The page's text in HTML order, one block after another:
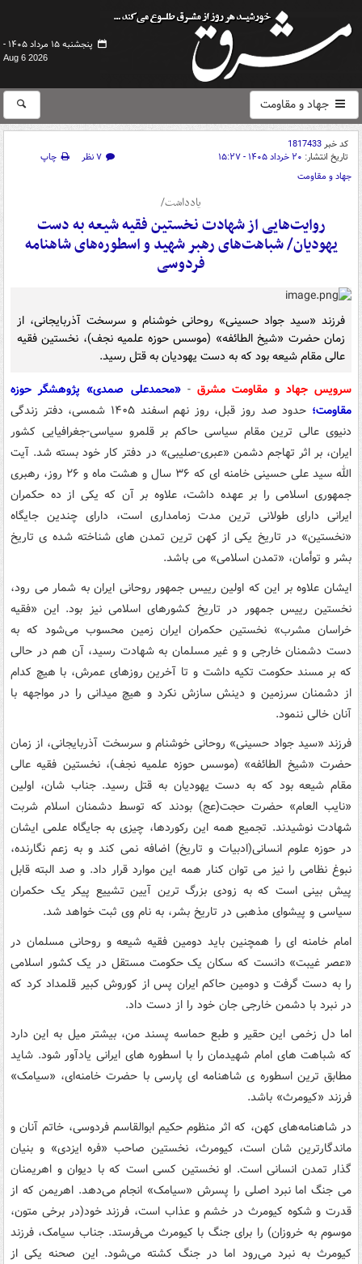
پنجشنبه ۱۵ مرداد ۱۴۰۵ -
Aug 6 2026
جهاد و مقاومت
کد خبر1817433
تاریخ انتشار: ۲۰ خرداد ۱۴۰۵ - ۱۵:۲۷ ۷ نظر
چاپ
جهاد و مقاومت
یادداشت/
روایت‌هایی از شهادت نخستین فقیه شیعه به دست
یهودیان/ شباهت‌های رهبر شهید و اسطوره‌های شاهنامه
فردوسی
فرزند «سید جواد حسینی» روحانی خوشنام و سرسخت آذربایجانی، از
زمان حضرت «شیخ الطائفه» (موسس حوزه علمیه نجف)، نخستین فقیه
عالی مقام شیعه بود که به دست یهودیان به قتل رسید.
سرویس جهاد و مقاومت مشرق- «محمدعلی صمدی» پژوهشگر حوزه
مقاومت؛
حدود صد روز قبل، روز نهم اسفند ۱۴۰۵ شمسی، دفتر زندگی
دنیوی عالی ترین مقام سیاسی حاکم بر قلمرو سیاسی-جغرافیایی کشور
ایران، بر اثر تهاجم دشمن «عبری-صلیبی» در دفتر کار خود بسته شد. آیت
الله سید علی حسینی خامنه ای که ۳۶ سال و هشت ماه و ۲۶ روز، رهبری
جمهوری اسلامی را بر عهده داشت، علاوه بر آن که یکی از ده حکمران
ایرانی دارای طولانی ترین مدت زمامداری است، دارای چندین جایگاه
«نخستین» در تاریخ یکی از کهن ترین تمدن های شناخته شده ی تاریخ
بشر و توأمان، «تمدن اسلامی» می باشد.
ایشان علاوه بر این که اولین رییس جمهور روحانی ایران به شمار می رود،
نخستین رییس جمهور در تاریخ کشورهای اسلامی نیز بود. این «فقیه
خراسان مشرب» نخستین حکمران ایران زمین محسوب می‌شود که به
دست دشمنان خارجی و و غیر مسلمان به شهادت رسید، آن هم در حالی
که بر مسند حکومت تکیه داشت و تا آخرین روزهای عمرش، با هیچ کدام
از دشمنان سرزمین و دینش سازش نکرد و هیچ میدانی را در مواجهه با
آنان خالی ننمود.
فرزند «سید جواد حسینی» روحانی خوشنام و سرسخت آذربایجانی، از زمان
حضرت «شیخ الطائفه» (موسس حوزه علمیه نجف)، نخستین فقیه عالی
مقام شیعه بود که به دست یهودیان به قتل رسید. جناب شان، اولین
«نایب العام» حضرت حجت(عج) بودند که توسط دشمنان اسلام شربت
شهادت نوشیدند. تجمیع همه این رکوردها، چیزی به جایگاه علمی ایشان
در حوزه علوم انسانی(ادبیات و تاریخ) اضافه نمی کند و به زعم نگارنده،
نبوغ نظامی را نیز می توان کنار همه این موارد قرار داد. و صد البته قابل
پیش بینی است که به زودی بزرگ ترین آیین تشییع پیکر یک حکمران
سیاسی و پیشوای مذهبی در تاریخ بشر، به نام وی ثبت خواهد شد.
امام خامنه ای را همچنین باید دومین فقیه شیعه و روحانی مسلمان در
«عصر غیبت» دانست که سکان یک حکومت مستقل در یک کشور اسلامی
را به دست گرفت و دومین حاکم ایران پس از کوروش کبیر قلمداد کرد که
در نبرد با دشمن خارجی جان خود را از دست داد.
اما دل زخمی این حقیر و طبع حماسه پسند من، بیشتر میل به این دارد
که شباهت های امام شهیدمان را با اسطوره های ایرانی یادآور شود. شاید
مطابق ترین اسطوره ی شاهنامه ای پارسی با حضرت خامنه‌ای، «سیامک»
فرزند «کیومرث» باشد.
در شاهنامه‌های کهن، که اثر منظوم حکیم ابوالقاسم فردوسی، خاتم آنان و
ماندگارترین شان است، کیومرث، نخستین صاحب «فره ایزدی» و بنیان
گذار تمدن انسانی است. او نخستین کسی است که با دیوان و اهریمنان
می جنگ اما نبرد اصلی را پسرش «سیامک» انجام می‌دهد. اهریمن که از
قدرت و شکوه کیومرث در خشم و عذاب است، فرزند خود(در برخی متون،
موسوم به خروزان) را برای جنگ با کیومرث می‌فرستد. جناب سیامک، فرزند
کیومرث به نبرد می‌رود اما در جنگ کشته می‌شود. این صحنه یکی از